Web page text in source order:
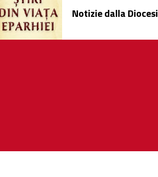
Notizie dalla Diocesi